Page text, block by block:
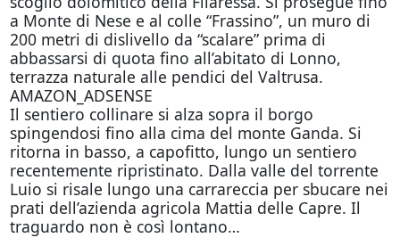
a Monte di Nese e al colle “Frassino”, un muro di
200 metri di dislivello da “scalare” prima di
abbassarsi di quota fino all’abitato di Lonno,
terrazza naturale alle pendici del Valtrusa.
AMAZON_ADSENSE
Il sentiero collinare si alza sopra il borgo
spingendosi fino alla cima del monte Ganda. Si
ritorna in basso, a capofitto, lungo un sentiero
recentemente ripristinato. Dalla valle del torrente
Luio si risale lungo una carrareccia per sbucare nei
prati dell’azienda agricola Mattia delle Capre. Il
traguardo non è così lontano…